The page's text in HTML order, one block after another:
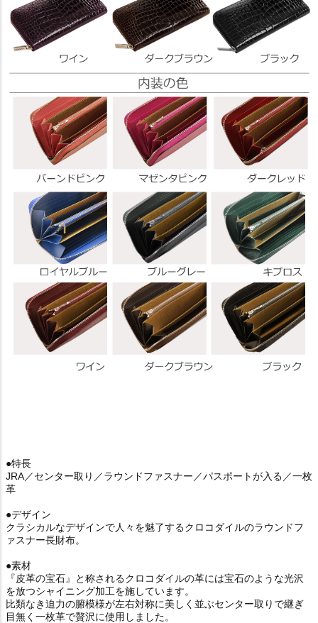
●特長
JRA／センター取り／ラウンドファスナー／パスポートが入る／一枚
革
●デザイン
クラシカルなデザインで人々を魅了するクロコダイルのラウンドフ
ァスナー長財布。
●素材
『皮革の宝石』と称されるクロコダイルの革には宝石のような光沢
を放つシャイニング加工を施しています。
比類なき迫力の腑模様が左右対称に美しく並ぶセンター取りで継ぎ
目無く一枚革で贅沢に使用しました。